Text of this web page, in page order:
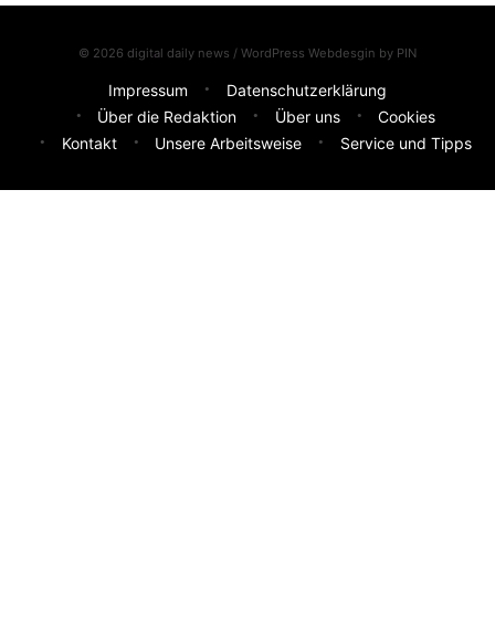
© 2026 digital daily news / WordPress Webdesgin by PIN
Impressum
Datenschutzerklärung
Über die Redaktion
Über uns
Cookies
Kontakt
Unsere Arbeitsweise Service und Tipps